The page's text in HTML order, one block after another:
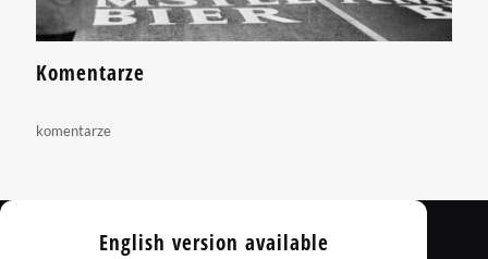
Komentarze
komentarze
English version available